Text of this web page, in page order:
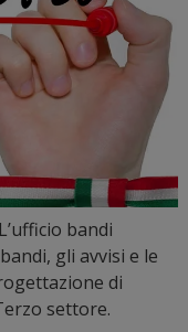
bandi
gli avvisi e le
di
settore.